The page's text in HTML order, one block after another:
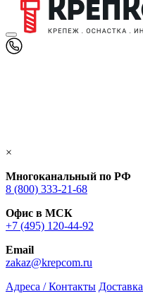
×
Многоканальный по РФ
8 (800) 333‑21-68
Офис в МСК
+7 (495) 120-44-92
Email
zakaz@krepcom.ru
Адреса / Контакты Доставка